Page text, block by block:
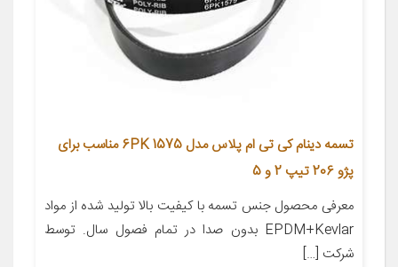
تسمه دینام کی تی ام پلاس مدل 6PK 1575 مناسب برای
پژو 206 تیپ 2 و 5
معرفی محصول جنس تسمه با کیفیت بالا تولید شده از مواد
EPDM+Kevlar بدون صدا در تمام فصول سال. توسط
شرکت […]